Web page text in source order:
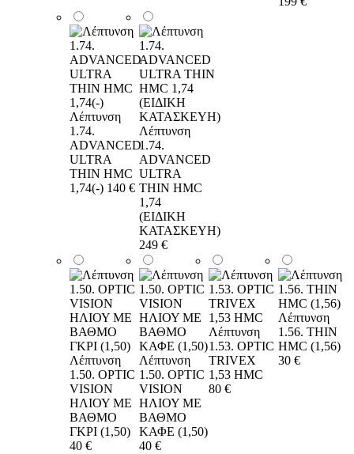
Λέπτυνση
1.74.
ADVANCED
ULTRA
THIN HMC
1,74(-) 140 €
Λέπτυνση
1.74.
ADVANCED
ULTRA
THIN HMC
1,74
(ΕΙΔΙΚΗ
ΚΑΤΑΣΚΕΥΗ)
249 €
Λέπτυνση
1.50. OPTIC
VISION
ΗΛΙΟΥ ΜΕ
ΒΑΘΜΟ
ΓΚΡΙ (1,50)
40 €
Λέπτυνση
1.50. OPTIC
VISION
ΗΛΙΟΥ ΜΕ
ΒΑΘΜΟ
ΚΑΦΕ (1,50)
40 €
Λέπτυνση
1.53. OPTIC
TRIVEX
1,53 HMC
80 €
Λέπτυνση
1.56. THIN
HMC (1,56)
30 €